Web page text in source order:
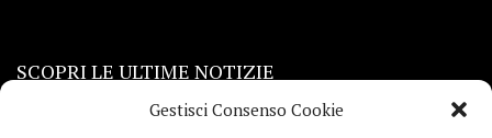
Gestisci Consenso Cookie
SCOPRI LE ULTIME NOTIZIE